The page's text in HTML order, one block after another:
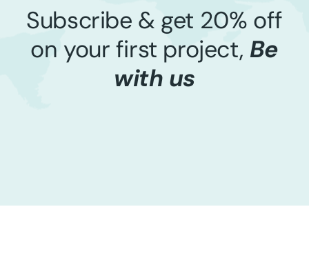
Subscribe & get 20% off
on your first project, Be
with us